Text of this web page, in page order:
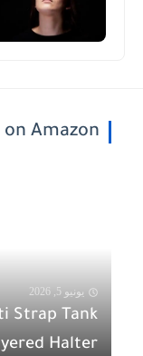
on Amazon
يونيو 5, 2026
Strap Tank
Halter...